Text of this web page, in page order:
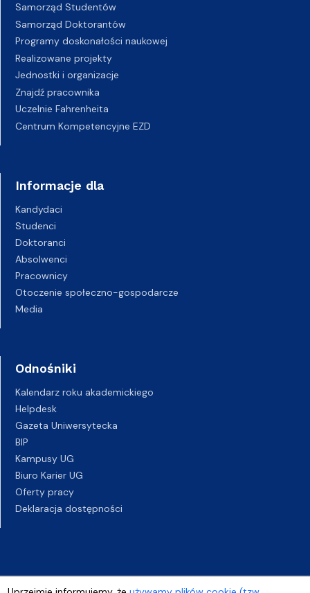
Samorząd Studentów
Samorząd Doktorantów
Programy doskonałości naukowej
Realizowane projekty
Jednostki i organizacje
Znajdź pracownika
Uczelnie Fahrenheita
Centrum Kompetencyjne EZD
Informacje dla
Kandydaci
Studenci
Doktoranci
Absolwenci
Pracownicy
Otoczenie społeczno-gospodarcze
Media
Odnośniki
Kalendarz roku akademickiego
Helpdesk
Gazeta Uniwersytecka
BIP
Kampusy UG
Biuro Karier UG
Oferty pracy
Deklaracja dostępności